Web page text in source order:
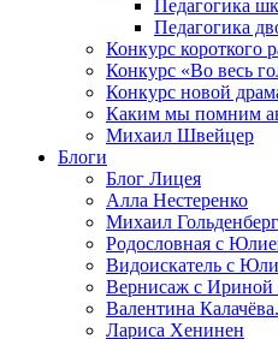
Педагогика
Педагогика
Конкурс короткого
Конкурс «Во весь
Конкурс новой
Каким мы помним
Михаил Швейцер
Блоги
Блог Лицея
Алла Нестеренко
Михаил Гольденберг
Родословная с
Видоискатель с
Вернисаж с Ириной
Валентина
Лариса Хенинен